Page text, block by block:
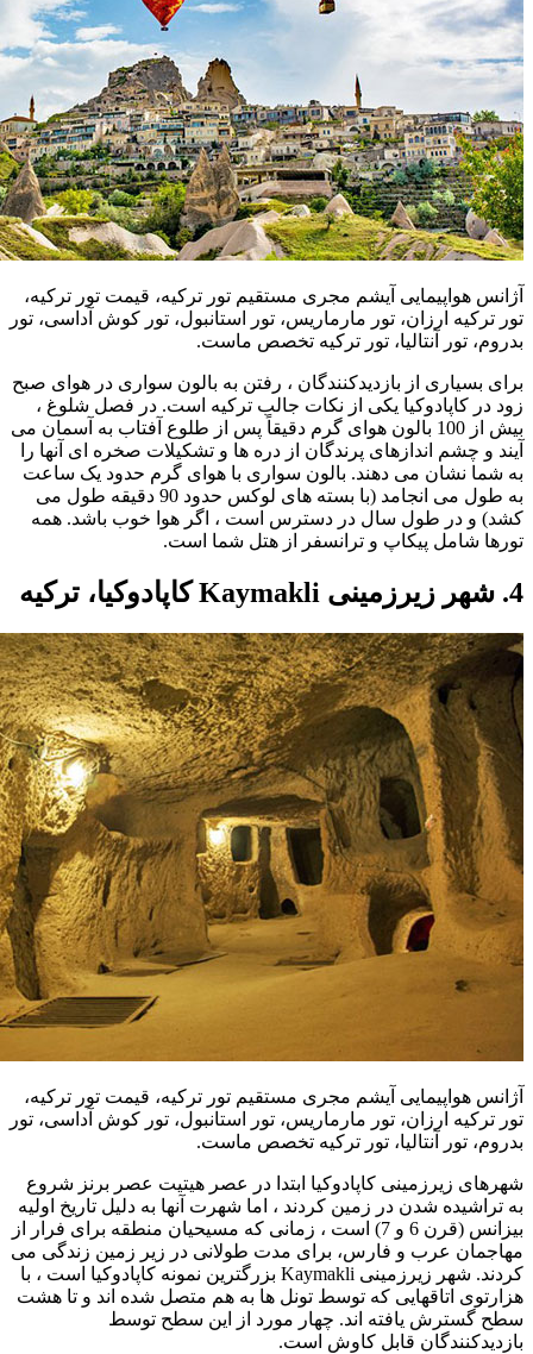
آژانس هواپیمایی آیشم مجری مستقیم تور ترکیه، قیمت تور ترکیه،
تور ترکیه ارزان، تور مارماریس، تور استانبول، تور کوش آداسی، تور
بدروم، تور آنتالیا، تور ترکیه تخصص ماست.
برای بسیاری از بازدیدکنندگان ، رفتن به بالون سواری در هوای صبح
زود در کاپادوکیا یکی از نکات جالب ترکیه است. در فصل شلوغ ،
بیش از 100 بالون هوای گرم دقیقاً پس از طلوع آفتاب به آسمان می
آیند و چشم اندازهای پرندگان از دره ها و تشکیلات صخره ای آنها را
به شما نشان می دهند. بالون سواری با هوای گرم حدود یک ساعت
به طول می انجامد (با بسته های لوکس حدود 90 دقیقه طول می
کشد) و در طول سال در دسترس است ، اگر هوا خوب باشد. همه
تورها شامل پیکاپ و ترانسفر از هتل شما است.
4. شهر زیرزمینی Kaymakli کاپادوکیا، ترکیه
آژانس هواپیمایی آیشم مجری مستقیم تور ترکیه، قیمت تور ترکیه،
تور ترکیه ارزان، تور مارماریس، تور استانبول، تور کوش آداسی، تور
بدروم، تور آنتالیا، تور ترکیه تخصص ماست.
شهرهای زیرزمینی کاپادوکیا ابتدا در عصر هیتیت عصر برنز شروع
به تراشیده شدن در زمین کردند ، اما شهرت آنها به دلیل تاریخ اولیه
بیزانس (قرن 6 و 7) است ، زمانی که مسیحیان منطقه برای فرار از
مهاجمان عرب و فارس، برای مدت طولانی در زیر زمین زندگی می
کردند. شهر زیرزمینی Kaymakli بزرگترین نمونه کاپادوکیا است ، با
هزارتوی اتاقهایی که توسط تونل ها به هم متصل شده اند و تا هشت
سطح گسترش یافته اند. چهار مورد از این سطح توسط
بازدیدکنندگان قابل کاوش است.